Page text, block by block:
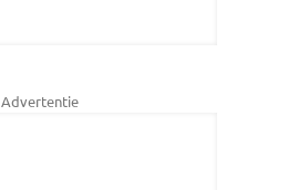
Advertentie